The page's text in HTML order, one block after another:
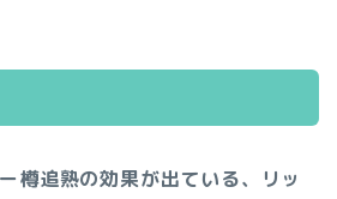
樽追熟の効果が出ている、リッ